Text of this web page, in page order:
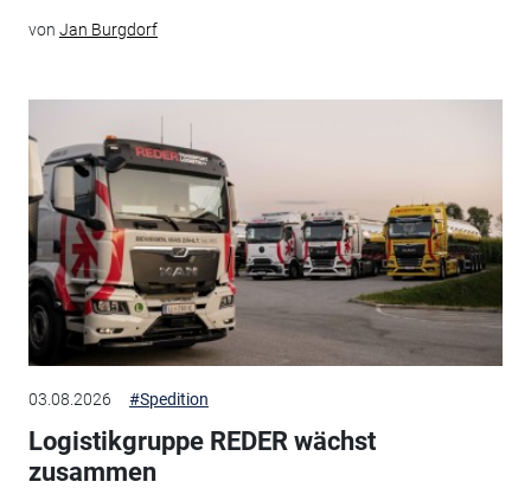
von Jan Burgdorf
03.08.2026 #Spedition
Logistikgruppe REDER wächst
zusammen